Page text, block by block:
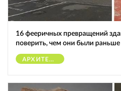
16 фееричных превращений
поверить, чем они были раньше
АРХИТЕКТУРА